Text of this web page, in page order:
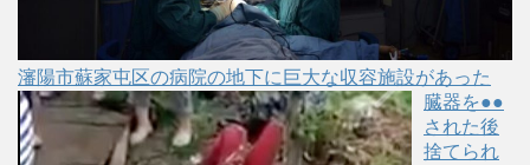
瀋陽市蘇家屯区の病院の地下に巨大な収容施設があった
臓器を●●
された後
捨てられ